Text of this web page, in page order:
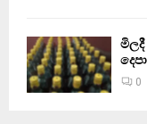
මිලදී
0